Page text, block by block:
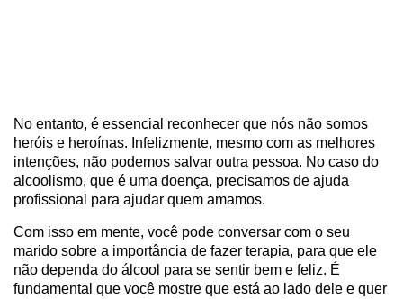
No entanto, é essencial reconhecer que nós não somos
heróis e heroínas. Infelizmente, mesmo com as melhores
intenções, não podemos salvar outra pessoa. No caso do
alcoolismo, que é uma doença, precisamos de ajuda
profissional para ajudar quem amamos.
Com isso em mente, você pode conversar com o seu
marido sobre a importância de fazer terapia, para que ele
não dependa do álcool para se sentir bem e feliz. É
fundamental que você mostre que está ao lado dele e quer